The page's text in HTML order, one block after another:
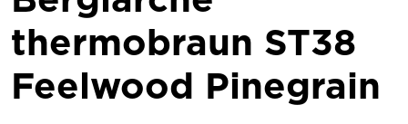
thermobraun ST38
Feelwood Pinegrain